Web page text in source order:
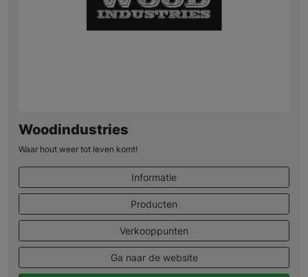
Woodindustries
Waar hout weer tot leven komt!
Informatie
Producten
Verkooppunten
Ga naar de website